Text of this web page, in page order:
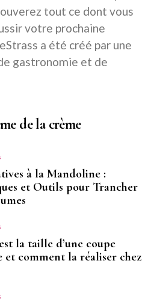
tout ce dont vous
votre prochaine
a été créé par une
gastronomie et de
de la crème
à la Mandoline :
et Outils pour Trancher
la taille d’une coupe
et comment la réaliser chez